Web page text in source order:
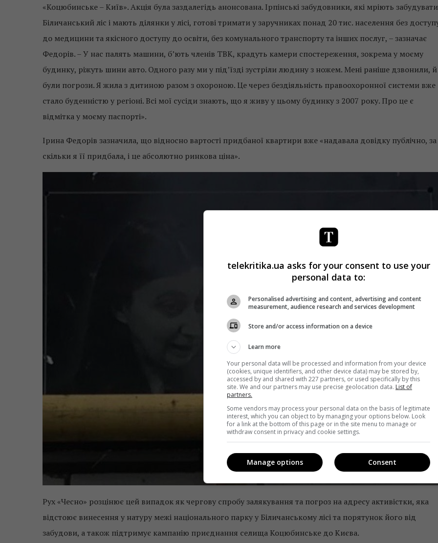
«Коцюбинське – Київ». Акція була заздалегідь анонсована. Ірпінські забудовники, які мріють забудувати
Біличанський ліс і мають ділянки у лісі, готові тримати у заручниках понад 20 тис. населення без
до медицини та якісного доступу до освіти, без комунального транспорту та інших послуг, – зазначає
Федорів. – У нас палять машини, б’ють членів ТВК, крадуть камери спостереження, зокрема у моєму
будинку, ріжуть шини авто. Одного разу ми у під’їзді зустріли людину з ножем. Мені раніше дзвонили, й
були погрози. Я жила з дитиною разом з охороною. Це через бездіяльність правоохоронної системи вже
стало буденністю у регіоні. Всі мої сусіди знають, що я живу у цьому будинку з 2007 року. Про це є
відмітка у моєму паспорті».
Ірина Федорів зазначила, що відносно вартості придбаної квартири вже «надавала довідку публічно, за
скільки я її придбала, і це абсолютно ринкова ціна».
Рух «Чесно» розцінює цей випадок як чергову спробу залякування та погроз на адресу активістки, яка
відстоює винесення у натуру межі національного парку у Біличанському лісі та порятунок його від
забудови, а також підтримує кампанію приєднання селища Коцюбинське до Києва.
telekritika.ua asks for your consent to use your
personal data to:
Personalised advertising and content, advertising and content
measurement, audience research and services development
Store and/or access information on a device
Learn more
Your personal data will be processed and information from your device
(cookies, unique identifiers, and other device data) may be stored by,
accessed by and shared with 227 partners, or used specifically by this
site. We and our partners may use precise geolocation data. List of
partners.
Some vendors may process your personal data on the basis of legitimate
interest, which you can object to by managing your options below. Look
for a link at the bottom of this page or in the site menu to manage or
withdraw consent in privacy and cookie settings.
Consent
Manage options